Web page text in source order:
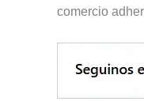
comercio